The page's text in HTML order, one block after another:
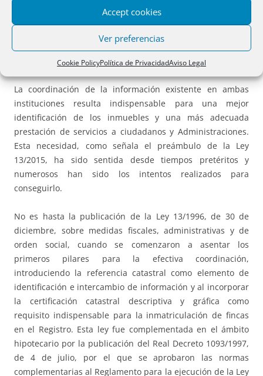
Accept cookies
Ver preferencias
Cookie PolicyPolítica de PrivacidadAviso Legal
El Registro de la Propiedad y el Catastro Inmobiliario son
instituciones de naturaleza y competencias diferenciadas
que, no obstante, recaen sobre un mismo ámbito: la
realidad inmobiliaria.
La coordinación de la información existente en ambas
instituciones resulta indispensable para una mejor
identificación de los inmuebles y una más adecuada
prestación de servicios a ciudadanos y Administraciones.
Esta necesidad, como señala el preámbulo de la Ley
13/2015, ha sido sentida desde tiempos pretéritos y
numerosos han sido los intentos realizados para
conseguirlo.
No es hasta la publicación de la Ley 13/1996, de 30 de
diciembre, sobre medidas fiscales, administrativas y de
orden social, cuando se comenzaron a asentar los
primeros pilares para la efectiva coordinación,
introduciendo la referencia catastral como elemento de
identificación e intercambio de información y al incorporar
la certificación catastral descriptiva y gráfica como
requisito indispensable para la inmatriculación de fincas
en el Registro. Esta ley fue complementada en el ámbito
hipotecario por la publicación del Real Decreto 1093/1997,
de 4 de julio, por el que se aprobaron las normas
complementarias al Reglamento para la ejecución de la Ley